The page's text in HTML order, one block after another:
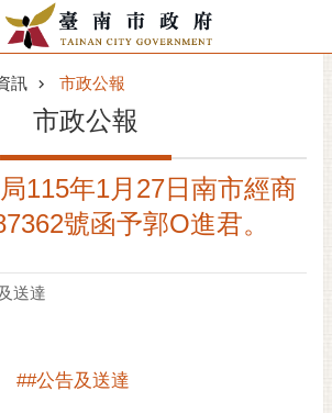
訊 市政公報
市政公報
115年1月27日南市經商
號函予郭O進君。
送達
##公告及送達